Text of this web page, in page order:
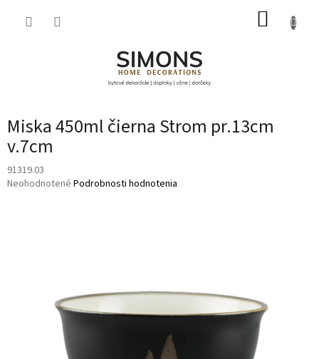
Miska 450ml čierna Strom pr.13cm
v.7cm
91319.03
Priemerné
Neohodnotené Podrobnosti hodnotenia